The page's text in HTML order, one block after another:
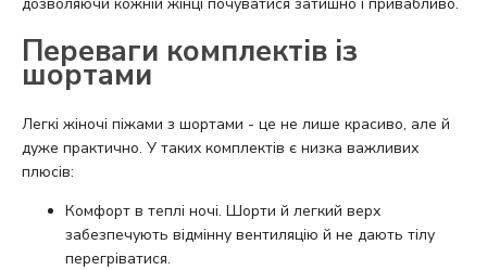
Переваги комплектів із
шортами
Легкі жіночі піжами з шортами - це не лише красиво, але й
дуже практично. У таких комплектів є низка важливих
плюсів:
Комфорт в теплі ночі. Шорти й легкий верх
забезпечують відмінну вентиляцію й не дають тілу
перегріватися.